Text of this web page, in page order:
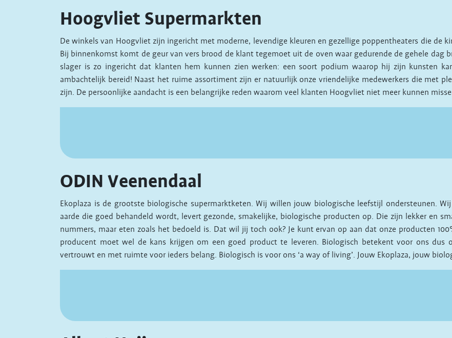
Hoogvliet Supermarkten
De winkels van Hoogvliet zijn ingericht met moderne, levendige kleuren en gezellige poppentheaters die de
Bij binnenkomst komt de geur van vers brood de klant tegemoet uit de oven waar gedurende de gehele dag
slager is zo ingericht dat klanten hem kunnen zien werken: een soort podium waarop hij zijn kunsten
ambachtelijk bereid! Naast het ruime assortiment zijn er natuurlijk onze vriendelijke medewerkers die met
zijn. De persoonlijke aandacht is een belangrijke reden waarom veel klanten Hoogvliet niet meer kunnen
ODIN Veenendaal
Ekoplaza is de grootste biologische supermarktketen. Wij willen jouw biologische leefstijl ondersteunen.
aarde die goed behandeld wordt, levert gezonde, smakelijke, biologische producten op. Die zijn lekker en
nummers, maar eten zoals het bedoeld is. Dat wil jij toch ook? Je kunt ervan op aan dat onze producten
producent moet wel de kans krijgen om een goed product te leveren. Biologisch betekent voor ons dus
vertrouwt en met ruimte voor ieders belang. Biologisch is voor ons ‘a way of living’. Jouw Ekoplaza, jouw